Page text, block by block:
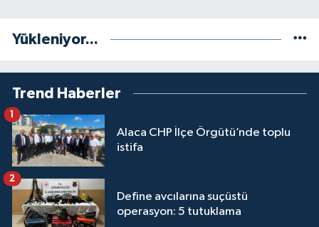
Yükleniyor...
Trend Haberler
Alaca CHP İlçe Örgütü’nde toplu
istifa
1
Define avcılarına suçüstü
operasyon: 5 tutuklama
2